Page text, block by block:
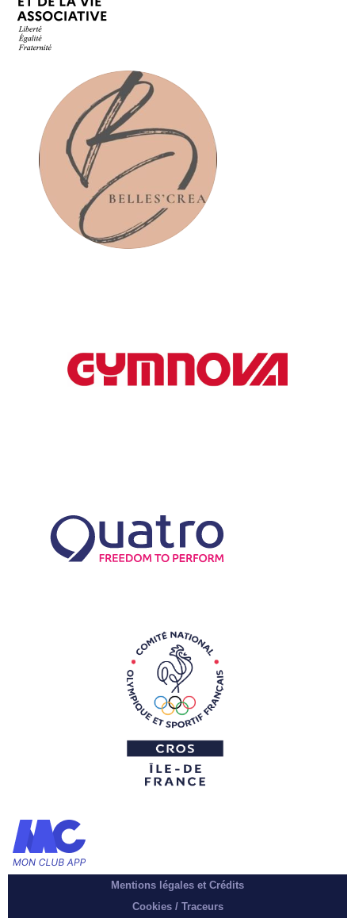
Mentions légales et Crédits
Cookies / Traceurs